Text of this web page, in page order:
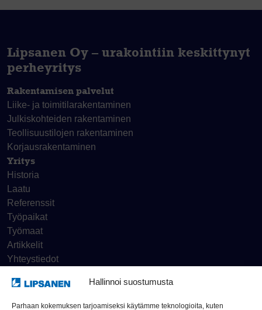
Hallinnoi suostumusta
Parhaan kokemuksen tarjoamiseksi käytämme teknologioita, kuten
Lipsanen Oy – urakointiin keskittynyt
perheyritys
Rakentamisen palvelut
Liike- ja toimitila­rakentaminen
Julkiskohteiden rakentaminen
Teollisuustilojen rakentaminen
Korjaus­rakentaminen
Yritys
Historia
Laatu
Referenssit
Työpaikat
Työmaat
Artikkelit
Yhteystiedot